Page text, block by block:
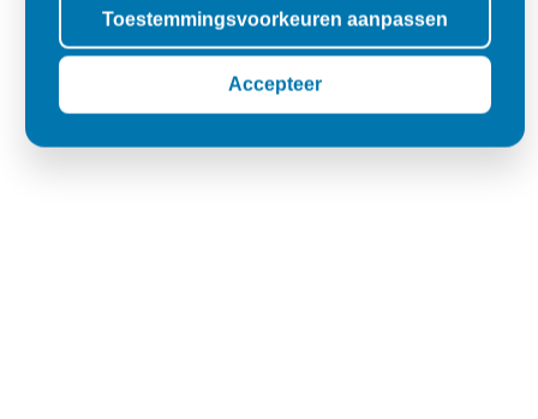
Den Dungen
Toestemmingsvoorkeuren aanpassen
Accepteer